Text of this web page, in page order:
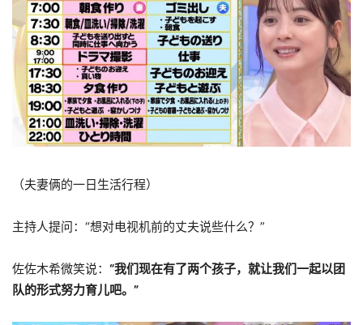
（夫妻俩的一日生活行程）
主持人提问：“想对电视机前的丈夫说些什么？”
佐佐木希微笑说： “我们现在有了两个孩子，就让我们一起以团
队的形式努力育儿吧。”